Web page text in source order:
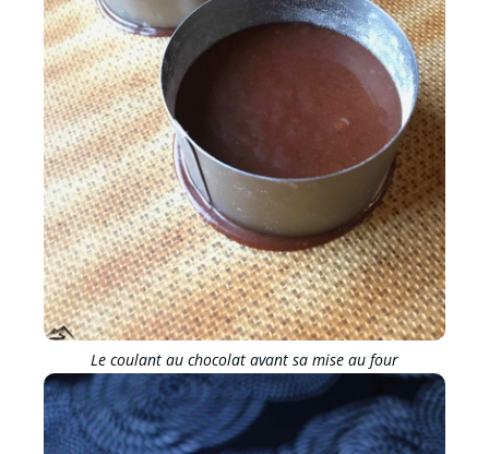
Le coulant au chocolat avant sa mise au four